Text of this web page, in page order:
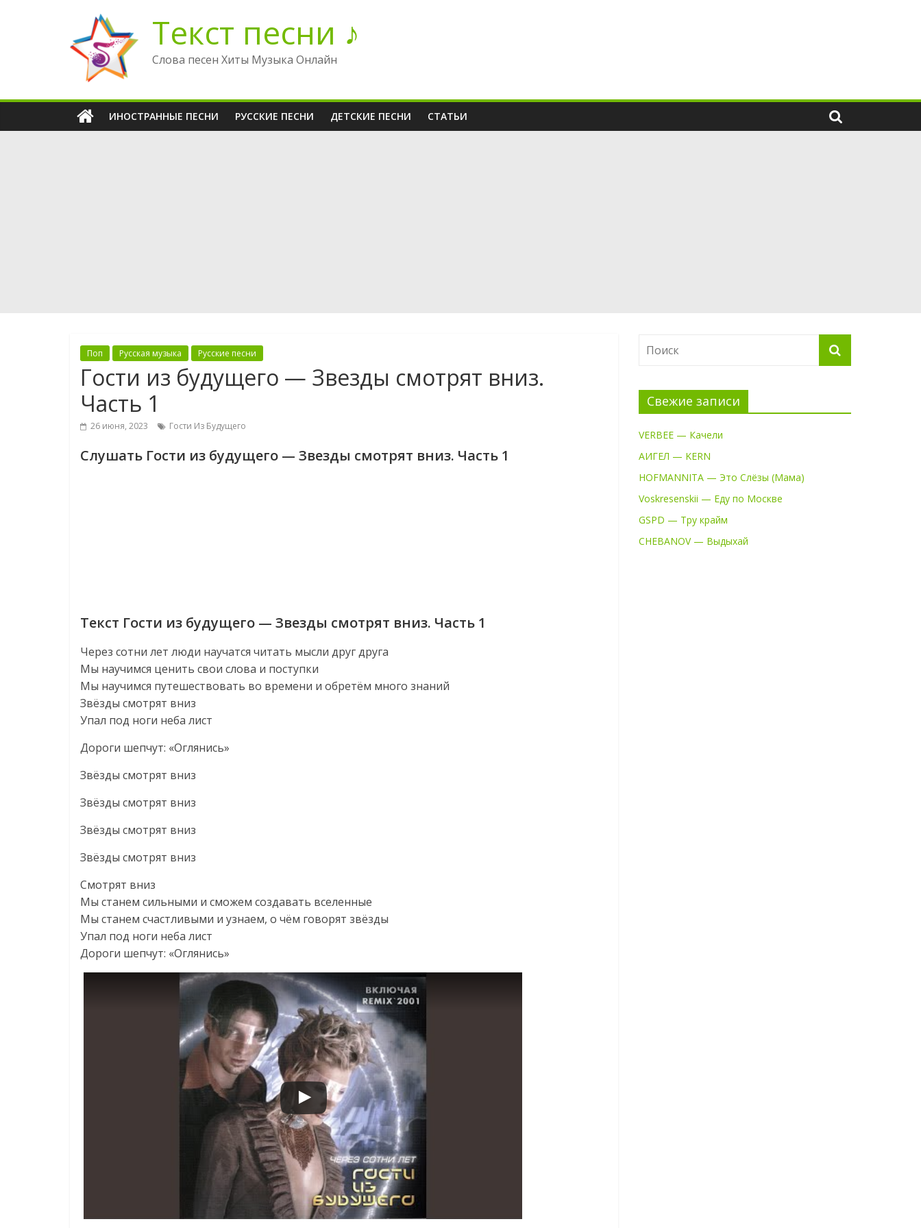
содержимому
Текст песни ♪
Слова песен Хиты Музыка Онлайн
ИНОСТРАННЫЕ ПЕСНИ РУССКИЕ ПЕСНИ ДЕТСКИЕ ПЕСНИ СТАТЬИ
Поп Русская музыка Русские песни
Гости из будущего — Звезды смотрят вниз.
Часть 1
26 июня, 2023 Гости Из Будущего
Слушать Гости из будущего — Звезды смотрят вниз. Часть 1
Текст Гости из будущего — Звезды смотрят вниз. Часть 1
Через сотни лет люди научатся читать мысли друг друга
Мы научимся ценить свои слова и поступки
Мы научимся путешествовать во времени и обретём много знаний
Звёзды смотрят вниз
Упал под ноги неба лист
Дороги шепчут: «Оглянись»
Звёзды смотрят вниз
Звёзды смотрят вниз
Звёзды смотрят вниз
Звёзды смотрят вниз
Смотрят вниз
Мы станем сильными и сможем создавать вселенные
Мы станем счастливыми и узнаем, о чём говорят звёзды
Упал под ноги неба лист
Дороги шепчут: «Оглянись»
Свежие записи
VERBEE — Качели
АИГЕЛ — KERN
HOFMANNITA — Это Слёзы (Мама)
Voskresenskii — Еду по Москве
GSPD — Тру крайм
CHEBANOV — Выдыхай